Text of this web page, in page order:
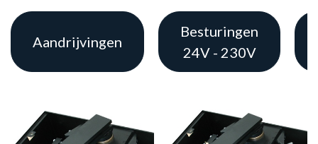
Aandrijvingen
Besturingen
24V - 230V